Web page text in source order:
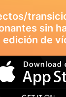
sin
edición de